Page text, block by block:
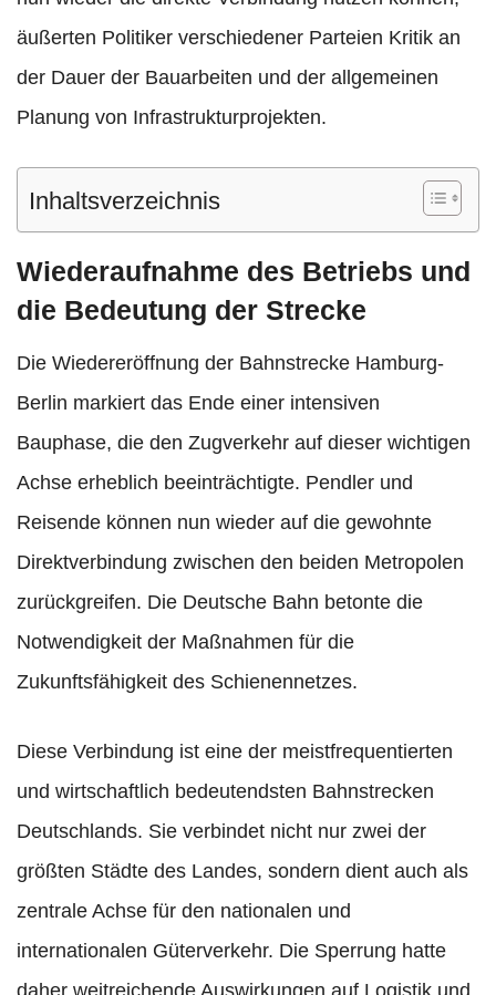
äußerten Politiker verschiedener Parteien Kritik an
der Dauer der Bauarbeiten und der allgemeinen
Planung von Infrastrukturprojekten.
Inhaltsverzeichnis
Wiederaufnahme des Betriebs und
die Bedeutung der Strecke
Die Wiedereröffnung der Bahnstrecke Hamburg-
Berlin markiert das Ende einer intensiven
Bauphase, die den Zugverkehr auf dieser wichtigen
Achse erheblich beeinträchtigte. Pendler und
Reisende können nun wieder auf die gewohnte
Direktverbindung zwischen den beiden Metropolen
zurückgreifen. Die Deutsche Bahn betonte die
Notwendigkeit der Maßnahmen für die
Zukunftsfähigkeit des Schienennetzes.
Diese Verbindung ist eine der meistfrequentierten
und wirtschaftlich bedeutendsten Bahnstrecken
Deutschlands. Sie verbindet nicht nur zwei der
größten Städte des Landes, sondern dient auch als
zentrale Achse für den nationalen und
internationalen Güterverkehr. Die Sperrung hatte